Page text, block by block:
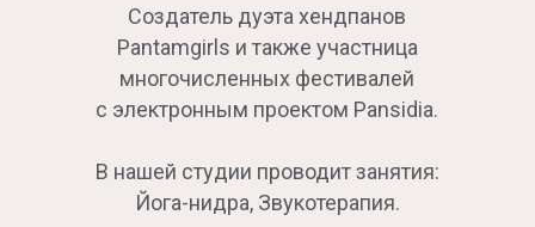
Создатель дуэта хендпанов
Pantamgirls и также участница
многочисленных фестивалей
с электронным проектом Pansidia.
В нашей студии проводит занятия:
Йога-нидра, Звукотерапия.